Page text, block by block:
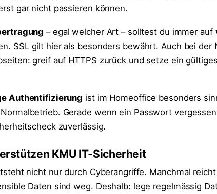
gar nicht passieren können.
– egal welcher Art – solltest du immer auf
SSL gilt hier als besonders bewährt. Auch bei der
greif auf HTTPS zurück und setze ein
Authentifizierung ist im Homeoffice besonders
Gerade wenn ein Passwort
zuverlässig.
KMU IT-Sicherheit
nicht nur durch Cyberangriffe. Manchmal
Daten sind weg. Deshalb: lege regelmässig